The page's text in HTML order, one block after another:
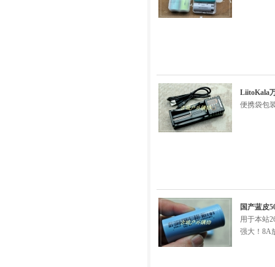
LiitoKala
便携袋包
国产蓝皮
用于本站
强大！8A